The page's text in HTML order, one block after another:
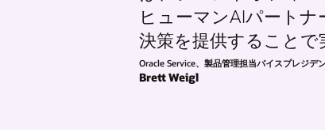
ヒューマンAIパート
決策を提供することで
Oracle Service、製品管理担当バイスプレジデ
Brett Weigl